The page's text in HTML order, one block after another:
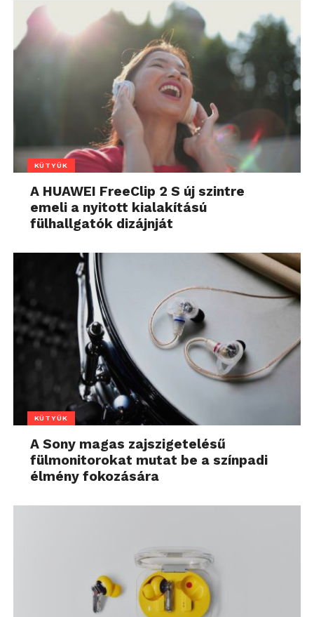
KÜTYÜK
A HUAWEI FreeClip 2 S új szintre
emeli a nyitott kialakítású
fülhallgatók dizájnját
KÜTYÜK
A Sony magas zajszigetelésű
fülmonitorokat mutat be a színpadi
élmény fokozására